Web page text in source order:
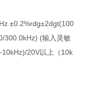
±0.2%rdg±2dgt(100
300.0kHz) (输入灵敏
~10kHz)/20V以上（10k